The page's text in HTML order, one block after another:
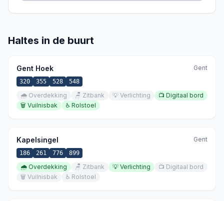
Haltes in de buurt
Gent Hoek Gent
320 355 528 548
🌧️ Overdekking 🪑 Zitbank 💡 Verlichting 📺 Digitaal bord
🗑️ Vuilnisbak ♿ Rolstoel
Kapelsingel Gent
186 261 776 899
🌧️ Overdekking 🪑 Zitbank 💡 Verlichting 📺 Digitaal bord
🗑️ Vuilnisbak ♿ Rolstoel